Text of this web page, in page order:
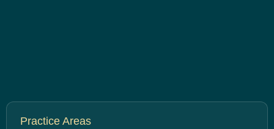
Practice Areas